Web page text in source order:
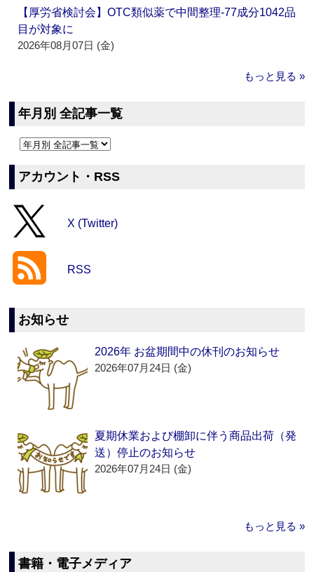
【厚労省検討会】OTC類似薬で中間整理‐77成分1042品
目が対象に
2026年08月07日 (金)
もっと見る »
年月別 全記事一覧
アカウント・RSS
X (Twitter)
RSS
お知らせ
2026年 お盆期間中の休刊のお知らせ
2026年07月24日 (金)
夏期休業および棚卸に伴う商品出荷（発
送）停止のお知らせ
2026年07月24日 (金)
もっと見る »
書籍・電子メディア